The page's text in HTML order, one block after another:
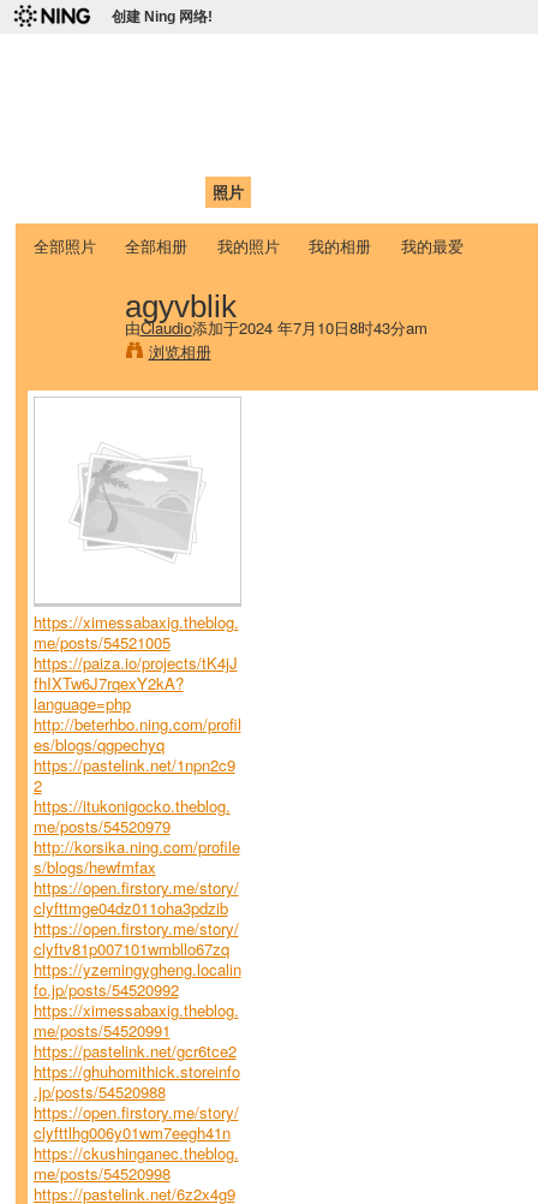
创建 Ning 网络!
照片
全部照片 全部相册 我的照片 我的相册 我的最爱
agyvblik
由Claudio添加于2024 年7月10日8时43分am
浏览相册
https://ximessabaxig.theblog.
me/posts/54521005
https://paiza.io/projects/tK4jJ
fhIXTw6J7rqexY2kA?
language=php
http://beterhbo.ning.com/profil
es/blogs/qgpechyq
https://pastelink.net/1npn2c9
2
https://itukonigocko.theblog.
me/posts/54520979
http://korsika.ning.com/profile
s/blogs/hewfmfax
https://open.firstory.me/story/
clyfttmge04dz011oha3pdzib
https://open.firstory.me/story/
clyftv81p007101wmbllo67zq
https://yzemingygheng.localin
fo.jp/posts/54520992
https://ximessabaxig.theblog.
me/posts/54520991
https://pastelink.net/gcr6tce2
https://ghuhomithick.storeinfo
.jp/posts/54520988
https://open.firstory.me/story/
clyfttlhg006y01wm7eegh41n
https://ckushinganec.theblog.
me/posts/54520998
https://pastelink.net/6z2x4g9